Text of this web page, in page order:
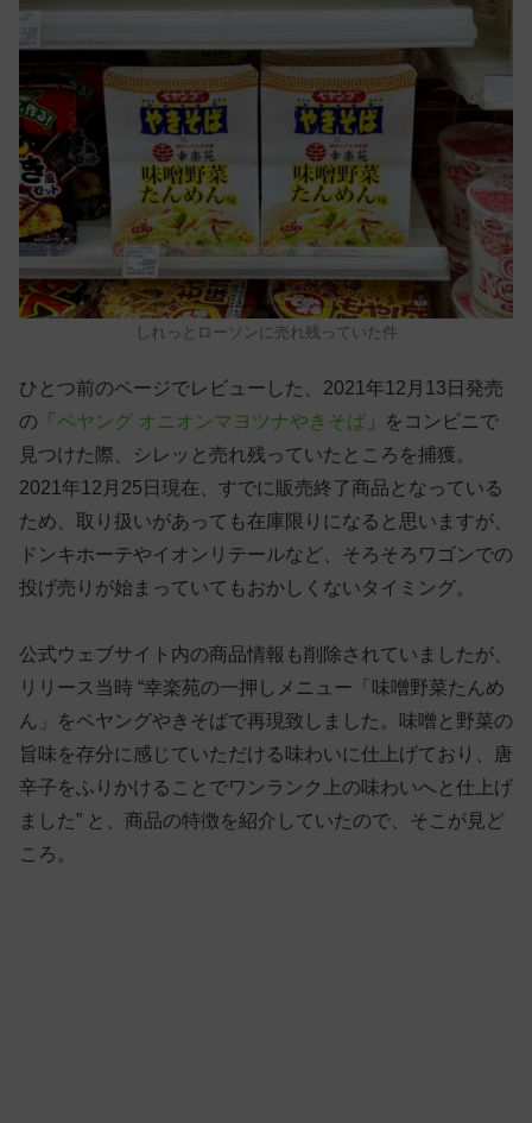
しれっとローソンに売れ残っていた件
ひとつ前のページでレビューした、2021年12月13日発売
の「 ペヤング オニオンマヨツナやきそば 」をコンビニで
見つけた際、シレッと売れ残っていたところを捕獲。
2021年12月25日現在、すでに販売終了商品となっている
ため、取り扱いがあっても在庫限りになると思いますが、
ドンキホーテやイオンリテールなど、そろそろワゴンでの
投げ売りが始まっていてもおかしくないタイミング。
公式ウェブサイト内の商品情報も削除されていましたが、
リリース当時 “幸楽苑の一押しメニュー「味噌野菜たんめ
ん」をペヤングやきそばで再現致しました。味噌と野菜の
旨味を存分に感じていただける味わいに仕上げており、唐
辛子をふりかけることでワンランク上の味わいへと仕上げ
ました” と、商品の特徴を紹介していたので、そこが見ど
ころ。